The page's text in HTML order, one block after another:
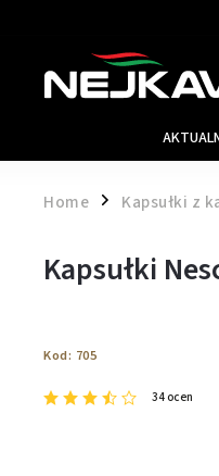
Home / Kapsułki z
Kapsułki
Kod: 705
34 ocen